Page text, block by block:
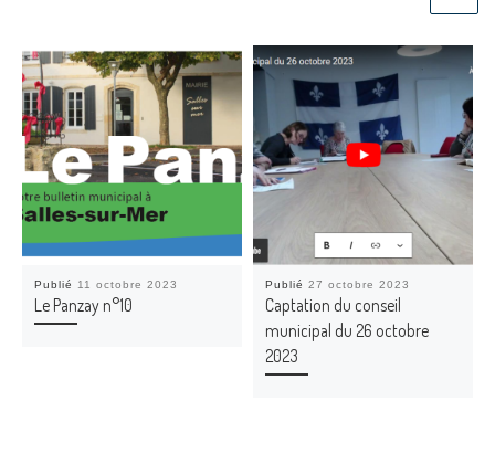
Publié 11 octobre 2023
Le Panzay n°10
Publié27 octobre 2023
Captation du conseil
municipal du 26 octobre
2023